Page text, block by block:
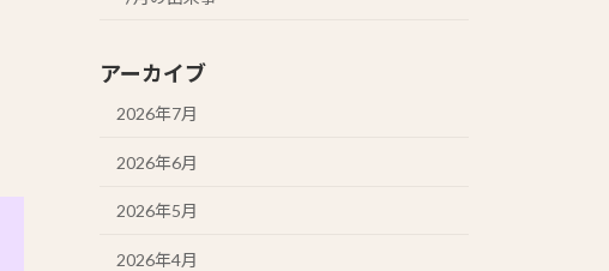
アーカイブ
2026年7月
2026年6月
2026年5月
2026年4月